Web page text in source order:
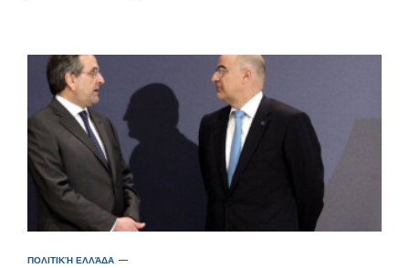
ΠΟΛΙΤΙΚΉ ΕΛΛΆΔΑ